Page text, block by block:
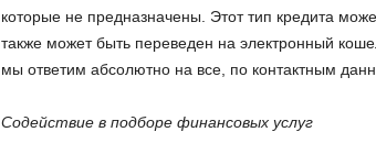
которые не предназначены. Этот тип кредита
также может быть переведен на электронный
мы ответим абсолютно на все, по контактным
Содействие в подборе финансовых услуг